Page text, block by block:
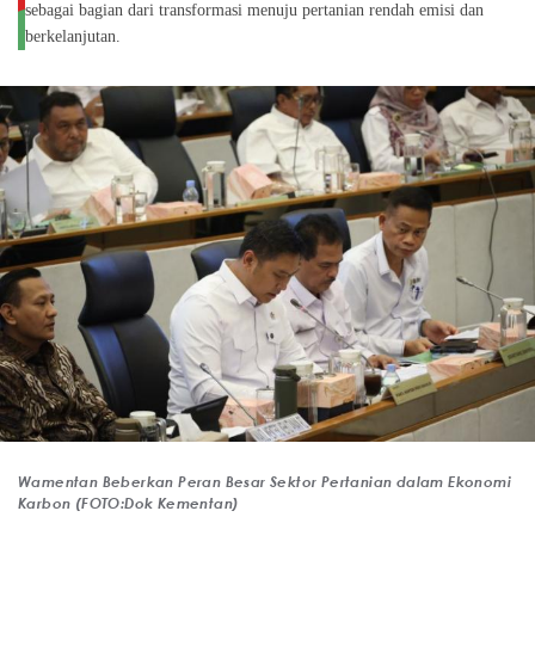
sebagai bagian dari transformasi menuju pertanian rendah emisi dan
berkelanjutan.
Wamentan Beberkan Peran Besar Sektor Pertanian dalam Ekonomi
Karbon (FOTO:Dok Kementan)